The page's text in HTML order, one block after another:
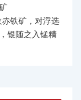
铁矿，对浮选
银随之入锰精